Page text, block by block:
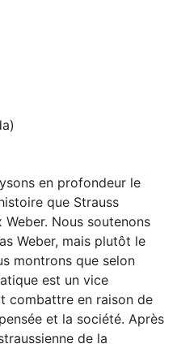
en profondeur le
que Strauss
Nous soutenons
Weber, mais plutôt le
montrons que selon
est un vice
combattre en raison de
et la société. Après
de la